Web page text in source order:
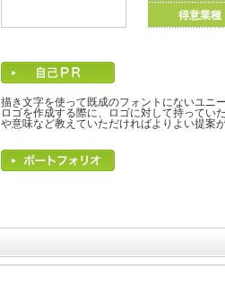
得意業種
描き文字を使って既成のフォントにないユニ
ロゴを作成する際に、ロゴに対して持ってい
や意味など教えていただければよりよい提案